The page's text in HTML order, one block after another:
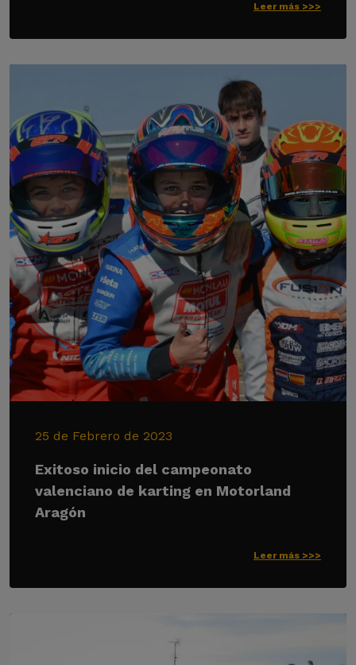
Leer más >>>
25 de Febrero de 2023
Exitoso inicio del campeonato
valenciano de karting en Motorland
Aragón
Leer más >>>